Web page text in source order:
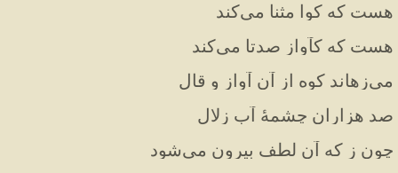
هست که کوا مثنا می‌کند
هست که کآواز صدتا می‌کند
می‌زهاند کوه از آن آواز و قال
صد هزاران چشمهٔ آب زلال
چون ز که آن لطف بیرون می‌شود